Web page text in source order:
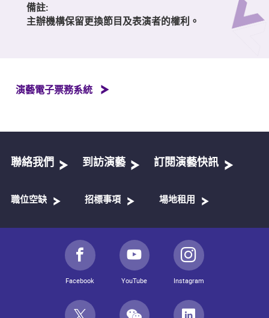
備註:
主辦機構保留更換節目及表演者的權利。
演藝電子票務系統
聯絡我們 到訪演藝 訂閱演藝快訊
職位空缺 招標事項 場地租用
Facebook YouTube Instagram